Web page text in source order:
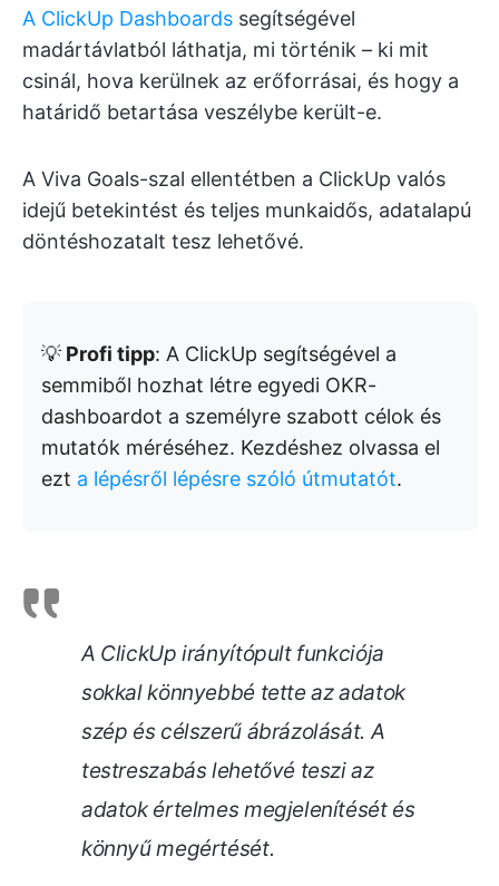
A ClickUp Dashboards segítségével
madártávlatból láthatja, mi történik – ki mit
csinál, hova kerülnek az erőforrásai, és hogy a
határidő betartása veszélybe került-e.
A Viva Goals-szal ellentétben a ClickUp valós
idejű betekintést és teljes munkaidős, adatalapú
döntéshozatalt tesz lehetővé.
💡 Profi tipp: A ClickUp segítségével a
semmiből hozhat létre egyedi OKR-
dashboardot a személyre szabott célok és
mutatók méréséhez. Kezdéshez olvassa el
ezt a lépésről lépésre szóló útmutatót.
A ClickUp irányítópult funkciója
sokkal könnyebbé tette az adatok
szép és célszerű ábrázolását. A
testreszabás lehetővé teszi az
adatok értelmes megjelenítését és
könnyű megértését.